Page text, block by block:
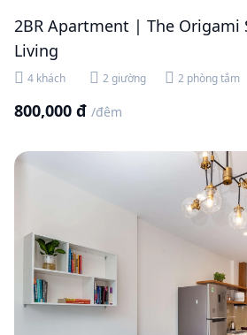
2BR Apartment | The Origami
Living
4 khách 2 giường 2 phòng tắm
800,000 đ /đêm